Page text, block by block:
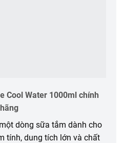
Cool Water 1000ml chính
hãng
dòng sữa tắm dành cho
tính, dung tích lớn và chất